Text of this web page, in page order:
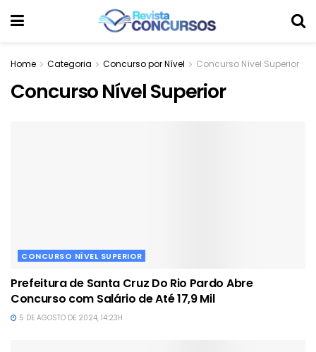
Home Categoria Concurso por Nível Concurso Nível Superior
Concurso Nível Superior
CONCURSO NÍVEL SUPERIOR
Prefeitura de Santa Cruz Do Rio Pardo Abre
Concurso com Salário de Até 17,9 Mil
5 DE AGOSTO DE 2024, 14:23H